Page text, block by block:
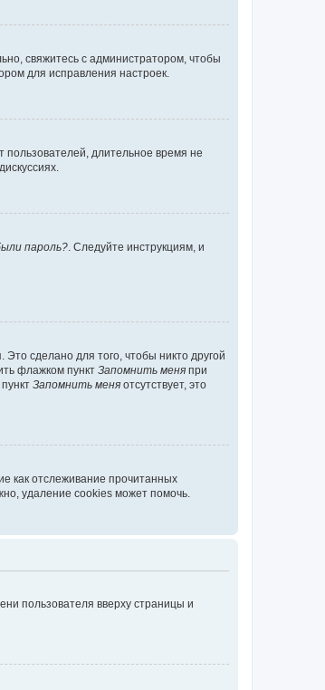
свяжитесь с администратором, чтобы
для исправления настроек.
пользователей, длительное время не
пароль?. Следуйте инструкциям, и
сделано для того, чтобы никто другой
флажком пункт Запомнить меня при
Запомнить меня отсутствует, это
как отслеживание прочитанных
удаление cookies может помочь.
пользователя вверху страницы и